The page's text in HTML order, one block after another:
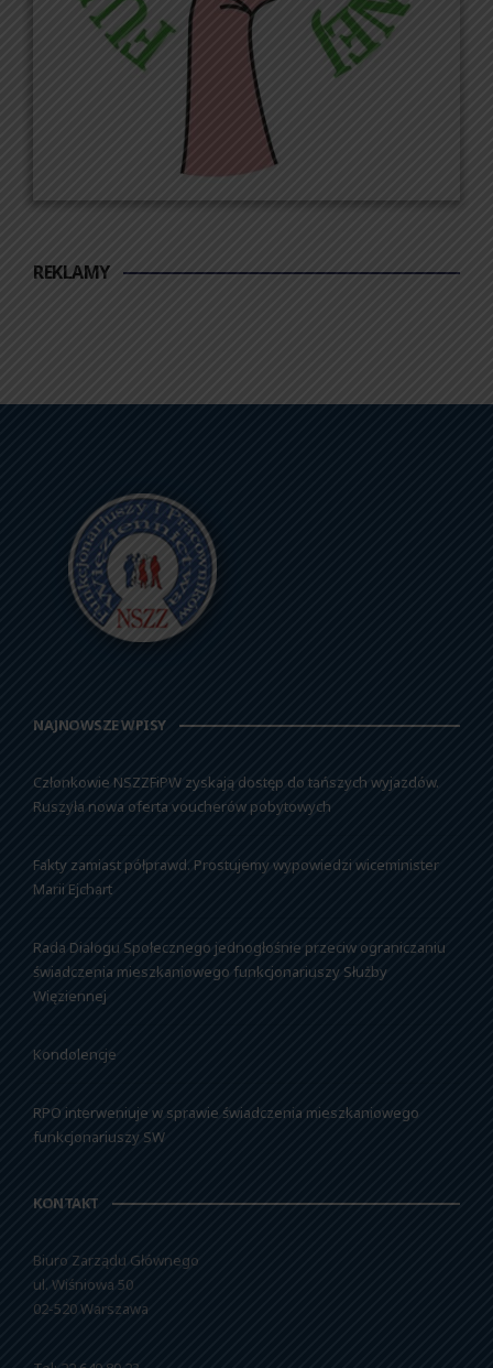
REKLAMY
NAJNOWSZE WPISY
Członkowie NSZZFiPW zyskają dostęp do tańszych wyjazdów.
Ruszyła nowa oferta voucherów pobytowych
Fakty zamiast półprawd. Prostujemy wypowiedzi wiceminister
Marii Ejchart
Rada Dialogu Społecznego jednogłośnie przeciw ograniczaniu
świadczenia mieszkaniowego funkcjonariuszy Służby
Więziennej
Kondolencje
RPO interweniuje w sprawie świadczenia mieszkaniowego
funkcjonariuszy SW
KONTAKT
Biuro Zarządu Głównego
ul. Wiśniowa 50
02-520 Warszawa